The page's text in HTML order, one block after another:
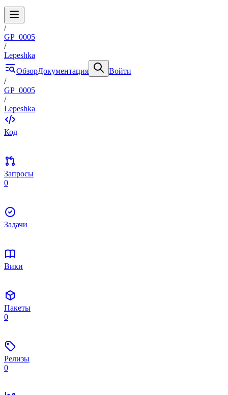
/
GP_0005
/
Lepeshka
ОбзорДокументация
Войти
/
GP_0005
/
Lepeshka
Код
Запросы
0
Задачи
Вики
Пакеты
0
Релизы
0